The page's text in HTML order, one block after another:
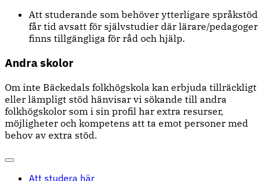
Att studerande som behöver ytterligare språkstöd
får tid avsatt för självstudier där lärare/pedagoger
finns tillgängliga för råd och hjälp.
Andra skolor
Om inte Bäckedals folkhögskola kan erbjuda tillräckligt
eller lämpligt stöd hänvisar vi sökande till andra
folkhögskolor som i sin profil har extra resurser,
möjligheter och kompetens att ta emot personer med
behov av extra stöd.
Att studera här